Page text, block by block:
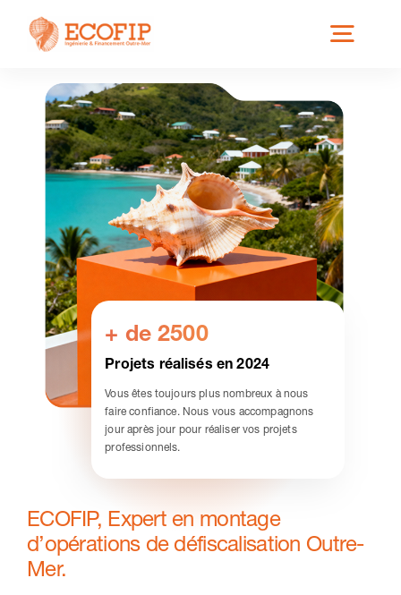
Skip
Qui est ECOFIP ?
Nos Services
Nos Implantations
Actus
Nous contacter
+ de 2500
Projets réalisés en 2024
Vous êtes toujours plus nombreux à nous
faire confiance. Nous vous accompagnons
jour après jour pour réaliser vos projets
professionnels.
ECOFIP, Expert en montage
d’opérations de défiscalisation Outre-
Mer.